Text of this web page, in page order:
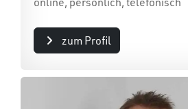
zum Profil